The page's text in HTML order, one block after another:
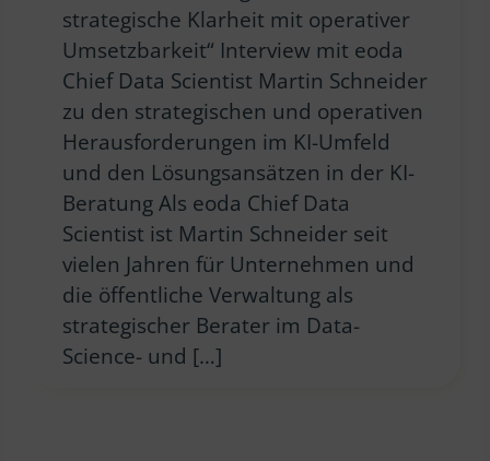
strategische Klarheit mit operativer
Umsetzbarkeit“ Interview mit eoda
Chief Data Scientist Martin Schneider
zu den strategischen und operativen
Herausforderungen im KI-Umfeld
und den Lösungsansätzen in der KI-
Beratung Als eoda Chief Data
Scientist ist Martin Schneider seit
vielen Jahren für Unternehmen und
die öffentliche Verwaltung als
strategischer Berater im Data-
Science- und […]